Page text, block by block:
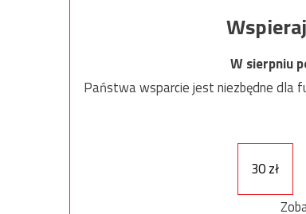
W sierpniu
Państwa wsparcie jest niezbędne dla
30 zł